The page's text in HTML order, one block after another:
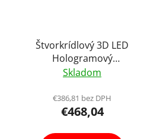
Štvorkrídlový 3D LED
Hologramový
Holografický Projektor
Rozlíšením 65cm
Holofan Reklamný
Skladom
€386,81 bez DPH
€468,04